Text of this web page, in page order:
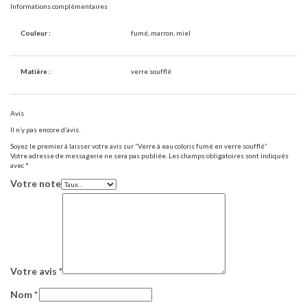
Informations complémentaires
Couleur : fumé, marron, miel
Matière : verre soufflé
Avis
Il n’y pas encore d’avis.
Soyez le premier à laisser votre avis sur “Verre à eau coloris fumé en verre soufflé”
Votre adresse de messagerie ne sera pas publiée. Les champs obligatoires sont indiqués
avec *
Votre note
Votre avis *
Nom*